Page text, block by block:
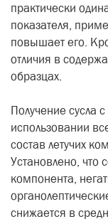
практически
показателя,
повышает его.
отличия в
образцах.
Получение сусла
использовании
состав летучих
Установлено, что
компонента,
снижается в